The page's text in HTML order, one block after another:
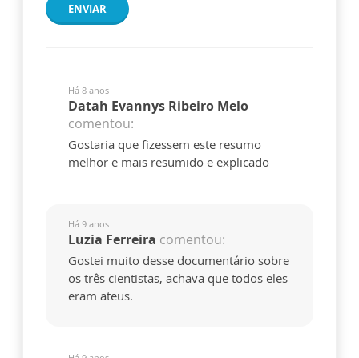
ENVIAR
Há 8 anos
Datah Evannys Ribeiro Melo
comentou:
Gostaria que fizessem este resumo
melhor e mais resumido e explicado
Há 9 anos
Luzia Ferreira comentou:
Gostei muito desse documentário sobre
os três cientistas, achava que todos eles
eram ateus.